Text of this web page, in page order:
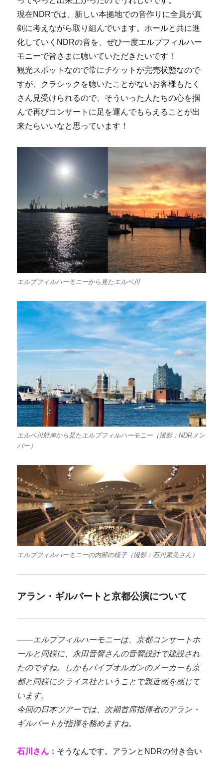
現在NDRでは、新しい本拠地での音作りに全員が真
剣に考えながら取り組んでいます。ホールと共に進
化していくNDRの音を、ぜひ一度エルプフィルハー
モニーで皆さまに聴いていただきたいです！
観光スポットなので常にチケットが完売状態なので
すが、クラシックを聴いたことがないお客様もたく
さん見受けられるので、そういった人たちの心を掴
んで再びコンサートに足を運んでもらえることが出
来たらいいなと思っています！
エルプフィルハーモニーから見たエルベ川
エルベ川対岸から見たエルプフィルハーモニー（撮影：NDRメン
バー）
エルプフィルハーモニーの内部の様子（撮影：石川素美さん）
アラン・ギルバートと京都公演について
――エルプフィルハーモニーは、京都コンサートホ
ールと同様に、永田音響さんの音響設計で建設され
たのですね。しかもパイプオルガンのメーカーも京
都と同様にクライス社ということで親近感を感じて
います。
今回の日本ツアーでは、次期首席指揮者のアラン・
ギルバートが指揮を務めますね。
石川さん： そうなんです。 アランとNDRの付き合い